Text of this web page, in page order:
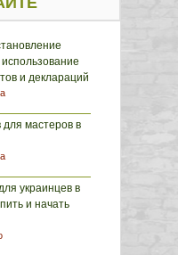
и деклараций
для мастеров в
украинцев в
и начать